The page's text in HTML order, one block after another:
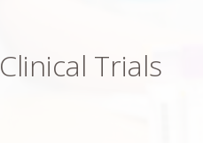
Clinical Trials